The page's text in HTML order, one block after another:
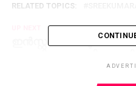
RELATED TOPICS:
ഇന്‍സ്റ്റഗ്രാമിലൂടെ